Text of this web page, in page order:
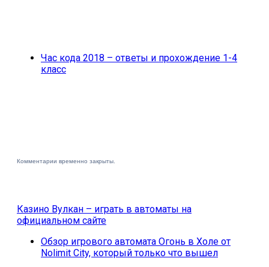
Час кода 2018 – ответы и прохождение 1-4
класс
Комментарии временно закрыты.
Казино Вулкан – играть в автоматы на
официальном сайте
Обзор игрового автомата Огонь в Холе от
Nolimit City, который только что вышел